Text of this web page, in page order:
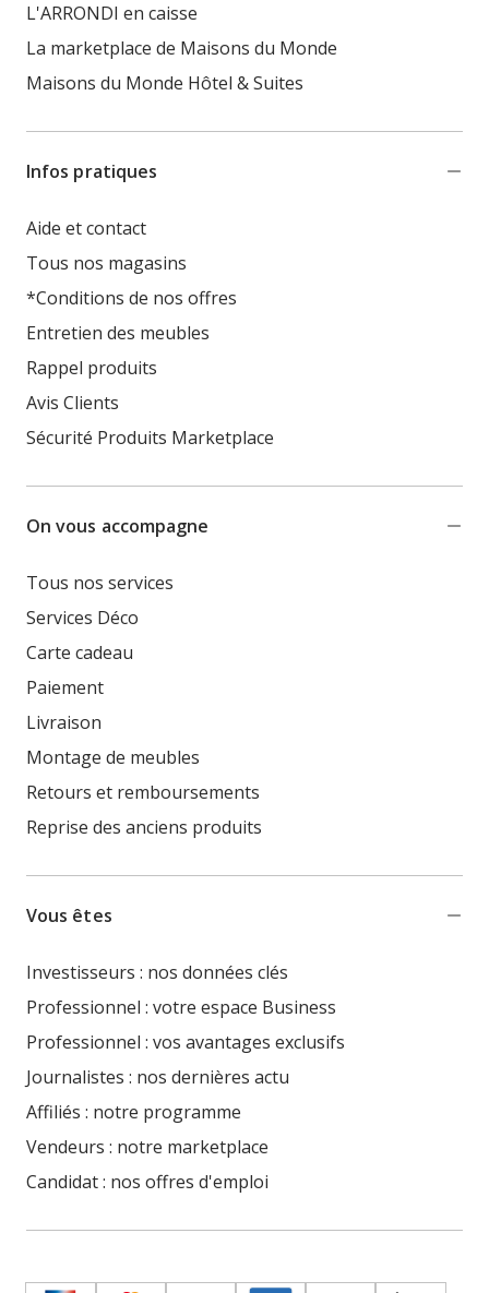
L'ARRONDI en caisse
La marketplace de Maisons du Monde
Maisons du Monde Hôtel & Suites
Infos pratiques
Aide et contact
Tous nos magasins
*Conditions de nos offres
Entretien des meubles
Rappel produits
Avis Clients
Sécurité Produits Marketplace
On vous accompagne
Tous nos services
Services Déco
Carte cadeau
Paiement
Livraison
Montage de meubles
Retours et remboursements
Reprise des anciens produits
Vous êtes
Investisseurs : nos données clés
Professionnel : votre espace Business
Professionnel : vos avantages exclusifs
Journalistes : nos dernières actu
Affiliés : notre programme
Vendeurs : notre marketplace
Candidat : nos offres d'emploi